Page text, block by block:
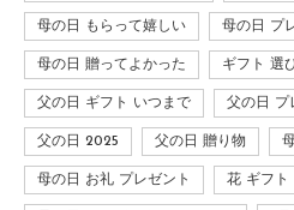
母の日 もらって嬉しい 母の日 プ
母の日 贈ってよかった ギフト 選
父の日 ギフト いつまで 父の日 プ
父の日 2025 父の日 贈り物
母の日 お礼 プレゼント 花 ギフト